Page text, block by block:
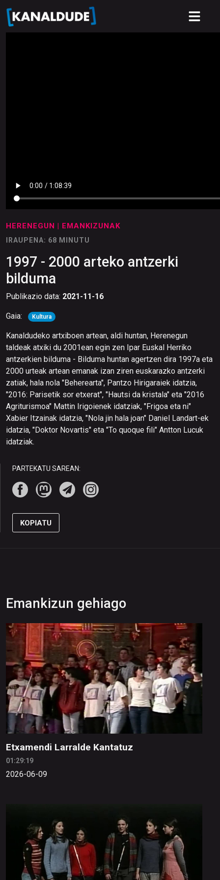
HERENEGUN | EMANKIZUNAK
IRAUPENA: 68 MINUTU
1997 - 2000 arteko antzerki
bilduma
Publikazio data: 2021-11-16
Gaia: Kultura
Kanaldudeko artxiboen artean, aldi huntan, Herenegun
taldeak atxiki du 2001ean egin zen Ipar Euskal Herriko
antzerkien bilduma - Bilduma huntan agertzen dira 1997a eta
2000 urteak artean emanak izan ziren euskarazko antzerki
zatiak, hala nola "Beherearta", Pantzo Hirigaraiek idatzia,
"2016: Parisetik sor etxerat", "Hautsi da kristala" eta "2016
Agriturismoa" Mattin Irigoienek idatziak, "Frigoa eta ni"
Xabier Itzainak idatzia, "Nola jin hala joan" Daniel Landart-ek
idatzia, "Doktor Novartis" eta "To quoque fili" Antton Lucuk
idatziak.
PARTEKATU SAREAN:
KOPIATU
Emankizun gehiago
Etxamendi Larralde Kantatuz
01:29:19
2026-06-09